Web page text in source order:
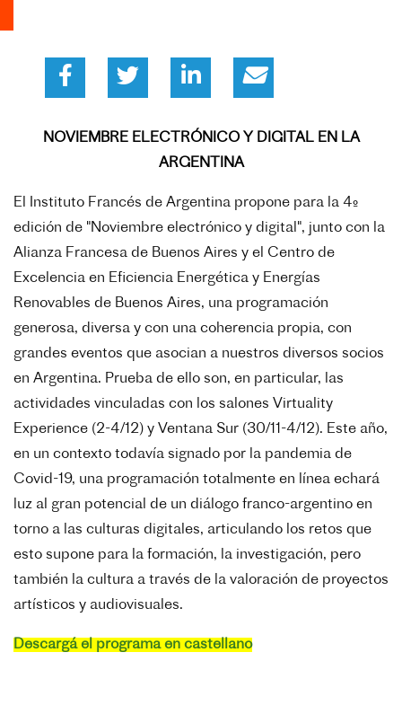
NOVIEMBRE ELECTRÓNICO Y DIGITAL EN LA
ARGENTINA
El Instituto Francés de Argentina propone para la 4º
edición de "Noviembre electrónico y digital", junto con la
Alianza Francesa de Buenos Aires y el Centro de
Excelencia en Eficiencia Energética y Energías
Renovables de Buenos Aires, una programación
generosa, diversa y con una coherencia propia, con
grandes eventos que asocian a nuestros diversos socios
en Argentina. Prueba de ello son, en particular, las
actividades vinculadas con los salones Virtuality
Experience (2-4/12) y Ventana Sur (30/11-4/12). Este año,
en un contexto todavía signado por la pandemia de
Covid-19, una programación totalmente en línea echará
luz al gran potencial de un diálogo franco-argentino en
torno a las culturas digitales, articulando los retos que
esto supone para la formación, la investigación, pero
también la cultura a través de la valoración de proyectos
artísticos y audiovisuales.
Descargá el programa en castellano